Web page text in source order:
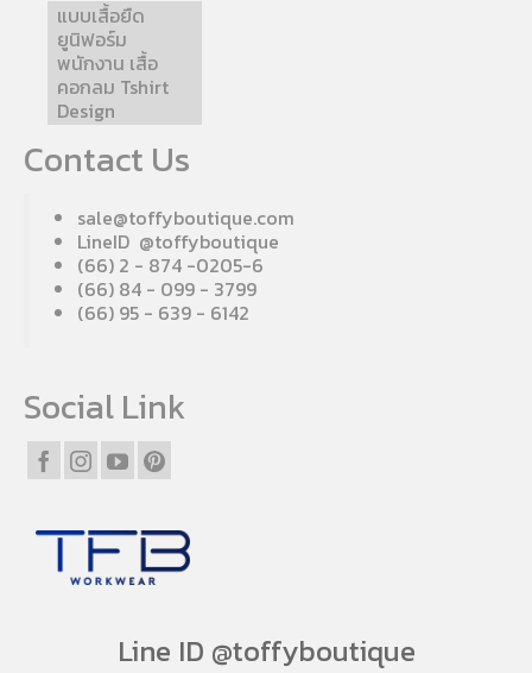
แบบเสื้อยืด
ยูนิฟอร์ม
พนักงาน เสื้อ
คอกลม Tshirt
Design
Contact Us
sale@toffyboutique.com
LineID @toffyboutique
(66) 2 - 874 -0205-6
(66) 84 - 099 - 3799
(66) 95 - 639 - 6142
Social Link
Line ID @toffyboutique